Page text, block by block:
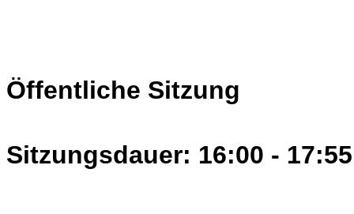
Öffentliche Sitzung
Sitzungsdauer: 16:00 -